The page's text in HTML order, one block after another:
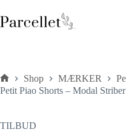
til
indhold
Forside
Shop MÆRKER
Petit Piao Shorts – Modal
TILBUD